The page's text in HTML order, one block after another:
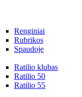
Renginiai
Rubrikos
Spaudoje
Ratilio klubas
Ratilio 50
Ratilio 55